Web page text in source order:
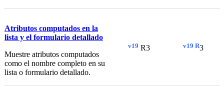
Atributos computados en la
lista y el formulario detallado
Muestre atributos computados
como el nombre completo en su
lista o formulario detallado.
v19 R3 v19 R3